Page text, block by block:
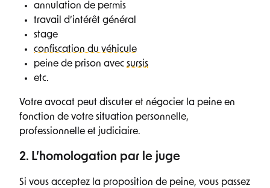
annulation de permis
travail d’intérêt général
stage
confiscation du véhicule
peine de prison avec sursis
etc.
Votre avocat peut discuter et négocier la peine en
fonction de votre situation personnelle,
professionnelle et judiciaire.
2. L’homologation par le juge
Si vous acceptez la proposition de peine, vous passez